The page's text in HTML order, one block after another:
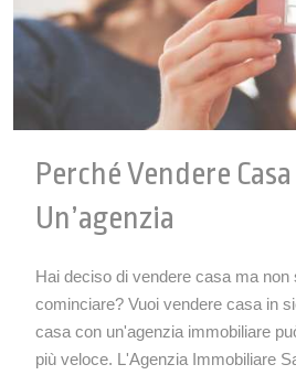
Perché Vendere Casa
Un’agenzia
Hai deciso di vendere casa ma non
cominciare? Vuoi vendere casa in
casa con un'agenzia immobiliare
più veloce. L'Agenzia Immobiliare